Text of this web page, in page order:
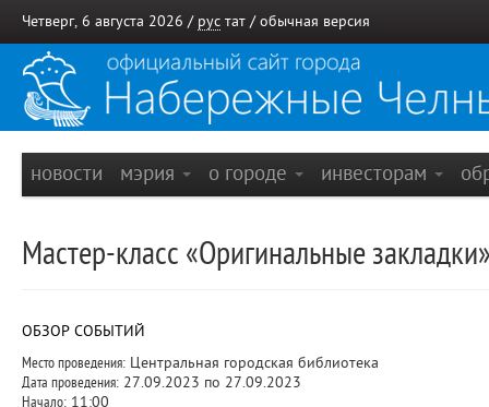
Четверг, 6 августа 2026 / рус тат / обычная версия
новости мэрия о городе инвесторам
Мастер-класс «Оригинальные
ОБЗОР СОБЫТИЙ
Место проведения: Центральная городская библиотека
Дата проведения: 27.09.2023 по 27.09.2023
Начало: 11:00